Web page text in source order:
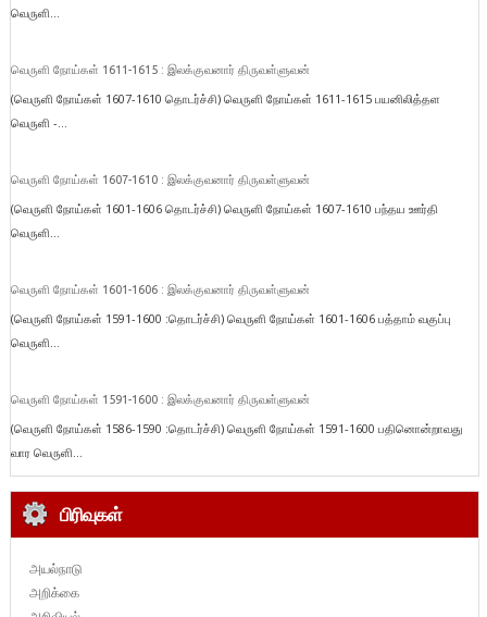
வெருளி...
வெருளி நோய்கள் 1611-1615 : இலக்குவனார் திருவள்ளுவன்
(வெருளி நோய்கள் 1607-1610 தொடர்ச்சி) வெருளி நோய்கள் 1611-1615 பயனிலித்தள
வெருளி -...
வெருளி நோய்கள் 1607-1610 : இலக்குவனார் திருவள்ளுவன்
(வெருளி நோய்கள் 1601-1606 தொடர்ச்சி) வெருளி நோய்கள் 1607-1610 பந்தய ஊர்தி
வெருளி...
வெருளி நோய்கள் 1601-1606 : இலக்குவனார் திருவள்ளுவன்
(வெருளி நோய்கள் 1591-1600 :தொடர்ச்சி) வெருளி நோய்கள் 1601-1606 பத்தாம் வகுப்பு
வெருளி...
வெருளி நோய்கள் 1591-1600 : இலக்குவனார் திருவள்ளுவன்
(வெருளி நோய்கள் 1586-1590 :தொடர்ச்சி) வெருளி நோய்கள் 1591-1600 பதினொன்றாவது
வார வெருளி...
பிரிவுகள்
அயல்நாடு
அறிக்கை